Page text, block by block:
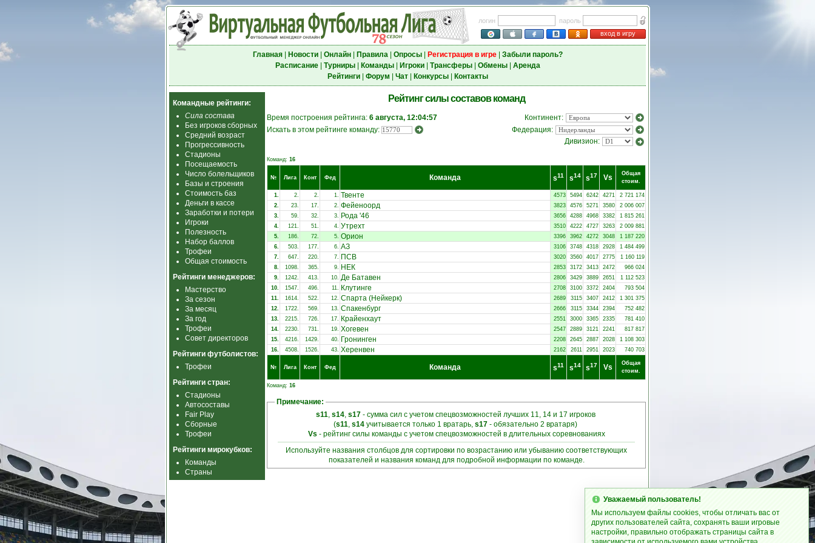
логин
пароль
вход в игру
Главная| Новости| Онлайн| Правила| Опросы| Регистрация в игре| Забыли пароль?
Расписание| Турниры| Команды| Игроки| Трансферы| Обмены| Аренда
Рейтинги| Форум Чат| Конкурсы| Контакты
Командные рейтинги:
Сила состава
Без игроков сборных
Средний возраст
Прогрессивность
Стадионы
Посещаемость
Число болельщиков
Базы и строения
Стоимость баз
Деньги в кассе
Заработки и потери
Игроки
Полезность
Набор баллов
Трофеи
Общая стоимость
Рейтинги менеджеров:
Мастерство
За сезон
За месяц
За год
Трофеи
Совет директоров
Рейтинги футболистов:
Трофеи
Рейтинги стран:
Стадионы
Автосоставы
Fair Play
Сборные
Трофеи
Рейтинги мирокубков:
Команды
Страны
Рейтинг силы составов команд
Время построения рейтинга: 6 августа, 12:04:57
Континент:
Искать в этом рейтинге команду:
Федерация:
Дивизион:
Команд: 16
№ Лига Конт Фед Команда s11 s14 s17 Vs
Общая
стоим.
1. 2. 2. 1. Твенте 4573 5494 6242 4271
2 721 174
2.
23. 17. 2. Фейеноорд 3823 4576 5271 3580
2 006 007
3.
59. 32. 3. Рода '46 3656 4288 4968 3382
1 815 261
4.
121. 51. 4. Утрехт 3510 4222 4727 3263
2 009 881
5.
186. 72. 5. Орион 3396 3962 4272 3048
1 187 220
6.
503. 177. 6. АЗ 3106 3748 4318 2928
1 484 499
7.
647. 220. 7. ПСВ 3020 3560 4017 2775
1 160 119
8.
1098. 365. 9. НЕК 2853 3172 3413 2472
966 024
9.
1242. 413. 10. Де Батавен 2806 3429 3889 2651
1 112 523
10.
1547. 496. 11. Клутинге 2708 3100 3372 2404
793 504
11.
1614. 522. 12. Спарта (Нейкерк) 2689 3115 3407 2412
1 301 375
12.
1722. 569. 13. Спакенбург 2666 3115 3344 2394
752 482
13.
2215. 726. 17. Крайенхаут 2551 3000 3365 2335
781 410
14.
2230. 731. 19. Хогевен 2547 2889 3121 2241
817 817
15.
4216. 1429. 40. Гронинген 2208 2645 2887 2028
1 108 303
16.
4508. 1526. 43. Херенвен 2162 2611 2951 2023 740 703
№ Лига Конт Фед Команда s11 s14 s17 Vs
Общая
стоим.
Команд: 16
Примечание:
s11, s14, s17- сумма сил с учетом спецвозможностей лучших 11, 14 и 17 игроков
(s11, s14 учитывается только 1 вратарь, s17 - обязательно 2 вратаря)
Vs - рейтинг силы команды с учетом спецвозможностей в длительных соревнованиях
Используйте названия столбцов для сортировки по возрастанию или убыванию соответствующих
показателей и названия команд для подробной информации по команде.
Уважаемый пользователь!
Мы используем файлы cookies, чтобы отличать вас от
других пользователей сайта, сохранять ваши игровые
настройки, правильно отображать страницы сайта в